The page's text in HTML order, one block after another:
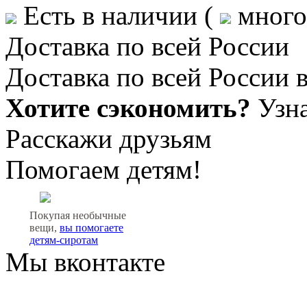
Есть в наличии (
Доставка по всей России
Доставка по всей России
Хотите сэкономить?
Расскажи друзьям
Помогаем детям!
Покупая необычные
вещи, вы помогаете
детям-сиротам
Мы вконтакте